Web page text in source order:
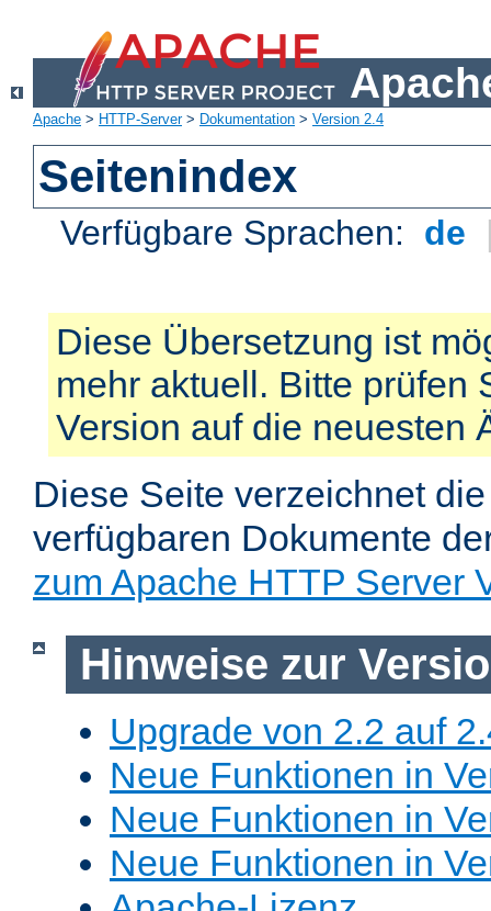
Apache > HTTP-Server> Dokumentation > Version 2.4
Seitenindex
Verfügbare Sprachen: de
Diese Übersetzung ist
mehr aktuell. Bitte prüfen
Version auf die neuesten
Diese Seite verzeichnet
verfügbaren Dokumente
zum Apache HTTP Server
Hinweise zur
Upgrade von 2.2 auf
Neue Funktionen in
Neue Funktionen in
Neue Funktionen in